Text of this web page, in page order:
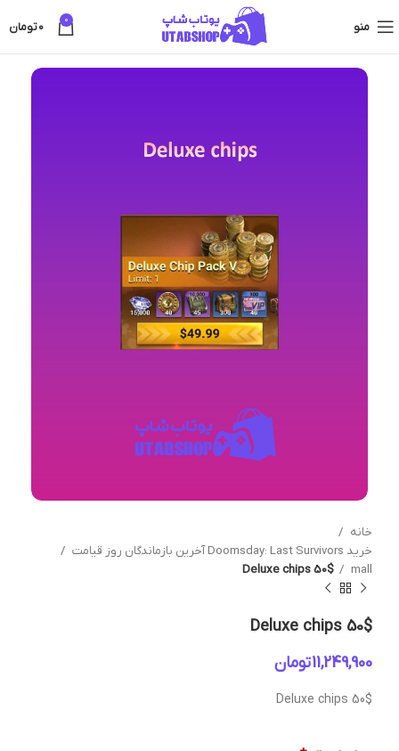
منو 0
0تومان
خانه
خرید Doomsday: Last Survivors آخرین بازماندگان روز قیامت
mall
Deluxe chips 50$
Deluxe chips 50$
تومان
Deluxe chips 50$